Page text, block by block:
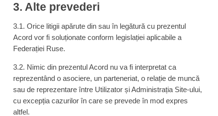
3. Alte prevederi
3.1. Orice litigii apărute din sau în legătură cu prezentul
Acord vor fi soluționate conform legislației aplicabile a
Federației Ruse.
3.2. Nimic din prezentul Acord nu va fi interpretat ca
reprezentând o asociere, un parteneriat, o relație de muncă
sau de reprezentare între Utilizator și Administrația Site-ului,
cu excepția cazurilor în care se prevede în mod expres
altfel.